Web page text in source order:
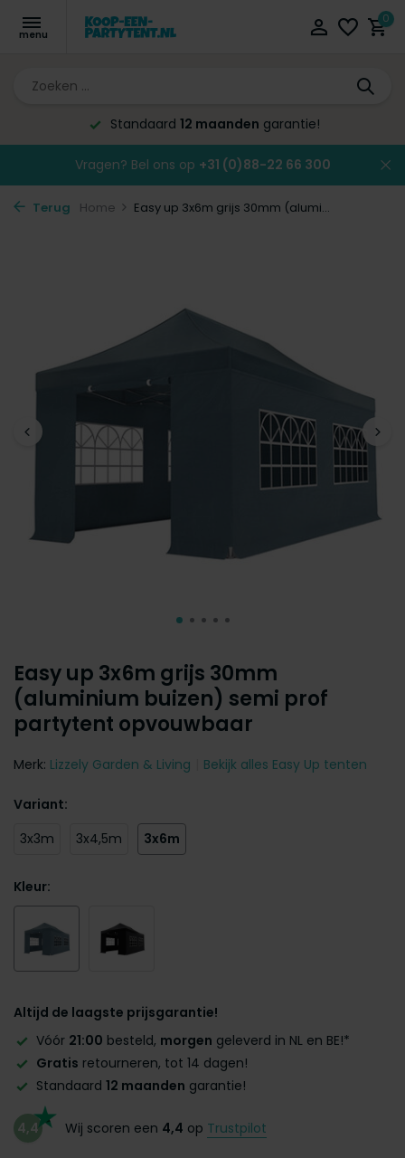
0
Altijd de laagsteprijsgarantie!
Vragen? Bel ons op +31 (0)88-22 66 300
Terug Home Easy up 3x6m grijs 30mm (alumi...
Easy up 3x6m grijs 30mm
(aluminium buizen) semi prof
partytent opvouwbaar
Merk: Lizzely Garden & Living Bekijk alles Easy Up tenten
Variant:
3x3m
3x4,5m 3x6m
Kleur:
Altijd de laagste prijsgarantie!
Vóór 21:00 besteld, morgen geleverd in NL en BE!*
Gratis retourneren, tot 14 dagen!
Standaard 12 maanden garantie!
4,4 Wij scoren een 4,4 op Trustpilot